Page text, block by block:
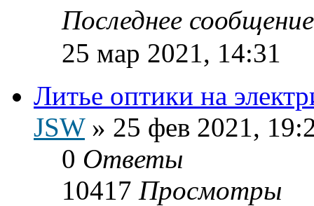
Последнее
25 мар 2021, 14:31
Литье оптики на
JSW» 25 фев 2021,
0 Ответы
10417 Просмотры